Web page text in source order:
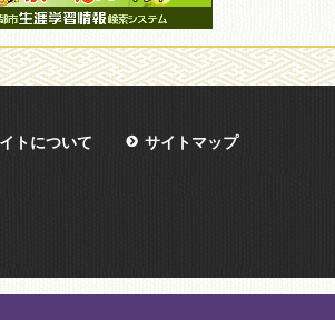
トについて サイトマップ